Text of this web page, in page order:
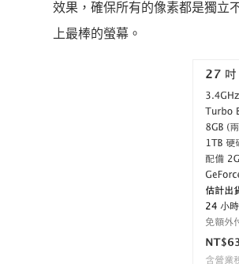
效果，確保所有的像素都是獨立
上最棒的螢幕。